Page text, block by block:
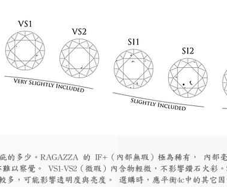
的多少。RAGAZZA 的 IF+（內部無瑕）極為稀有， 內部
以察覺。 VS1-VS2（微瑕）內含物輕微，不影響鑽石火彩。
多，可能影響透明度與亮度。 選購時，應平衡4c中的其它